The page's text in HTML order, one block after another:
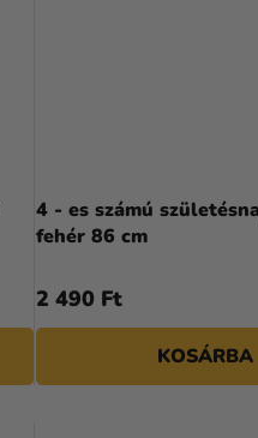
4 - es számú
fehér 86 cm
2 490 Ft
KOSÁRBA